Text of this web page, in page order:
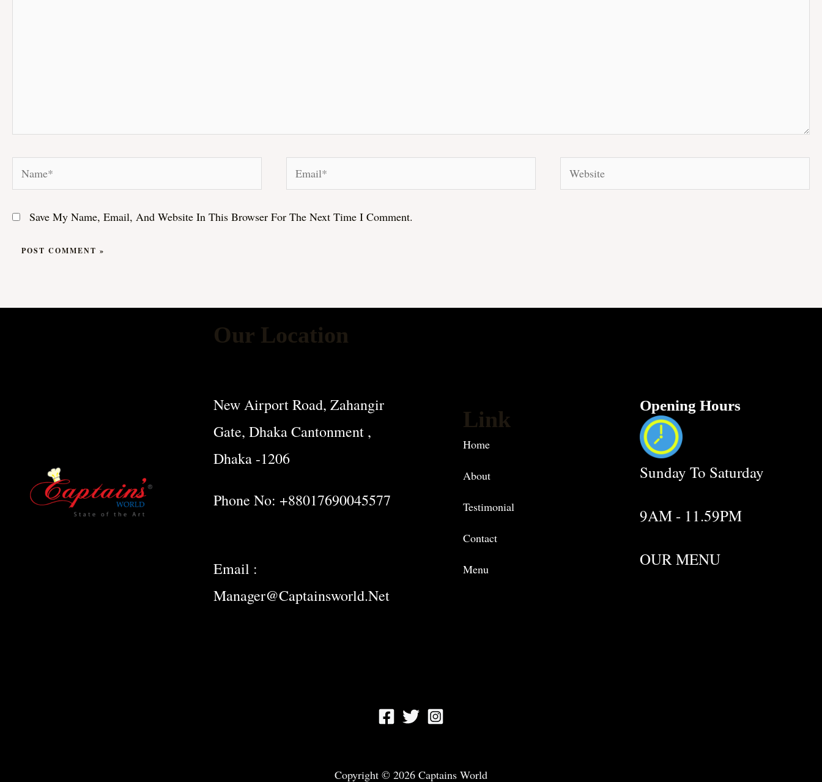
Save My Name, Email, And Website In This Browser For The Next Time I Comment.
Our Location
New Airport Road, Zahangir
Gate, Dhaka Cantonment ,
Dhaka -1206
Phone No: +88017690045577
Email :
Manager@captainsworld.net
Link
Home
About
Testimonial
Contact
Menu
Opening Hours
Sunday To Saturday
9AM - 11.59PM
OUR MENU
Copyright © 2026 Captains World